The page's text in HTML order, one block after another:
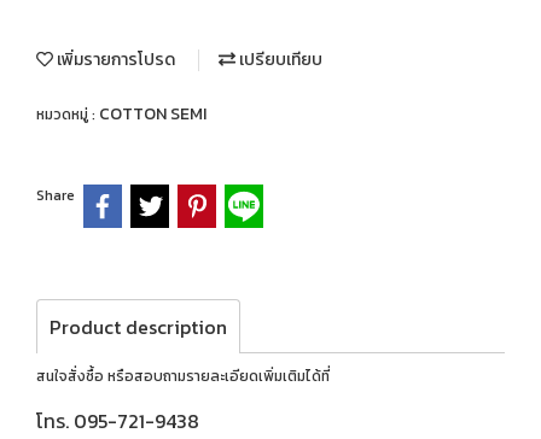
เพิ่มรายการโปรด เปรียบเทียบ
หมวดหมู่ : COTTON SEMI
Share
Product description
สนใจสั่งซื้อ หรือสอบถามรายละเอียดเพิ่มเติมได้ที่
โทร. 095-721-9438